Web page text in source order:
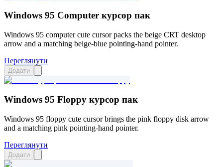
Windows 95 Computer курсор пак
Windows 95 computer cute cursor packs the beige CRT desktop
arrow and a matching beige-blue pointing-hand pointer.
Переглянути
Додати
Windows 95 Floppy курсор пак
Windows 95 floppy cute cursor brings the pink floppy disk arrow
and a matching pink pointing-hand pointer.
Переглянути
Додати